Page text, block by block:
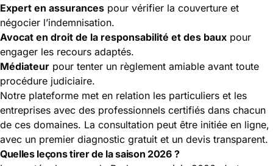
Expert en assurances pour vérifier la couverture et
négocier l’indemnisation.
Avocat en droit de la responsabilité et des baux pour
engager les recours adaptés.
Médiateur pour tenter un règlement amiable avant toute
procédure judiciaire.
Notre plateforme met en relation les particuliers et les
entreprises avec des professionnels certifiés dans chacun
de ces domaines. La consultation peut être initiée en ligne,
avec un premier diagnostic gratuit et un devis transparent.
Quelles leçons tirer de la saison 2026 ?